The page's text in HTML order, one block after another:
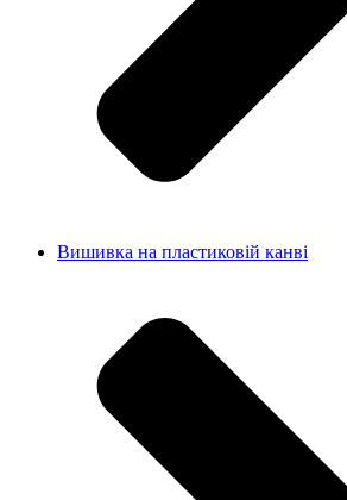
Вишивка на пластиковій канві